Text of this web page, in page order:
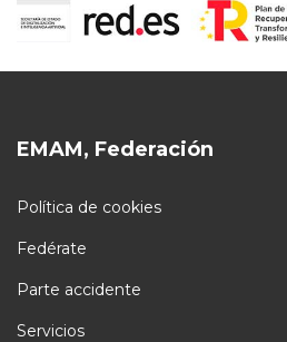
EMAM, Federación
Política de cookies
Fedérate
Parte accidente
Servicios